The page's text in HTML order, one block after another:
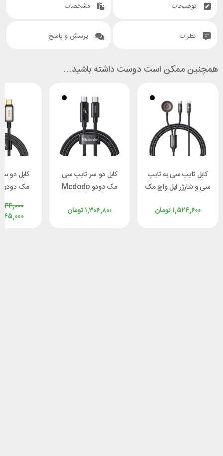
توضیحات مشخصات
نظرات پرسش و پاسخ
همچنین ممکن است دوست داشته باشید…
کابل تایپ سی به تایپ
سی و شارژر اپل واچ مک
2200 توان 60 وات طول
تومان۱,۵۲۴,۶۰۰
کابل دو سر تایپ سی
مک دودو Mcdodo
توان 100 وات
تومان۱,۳۰۶,۸۰۰
کابل دو
توان 100 وات